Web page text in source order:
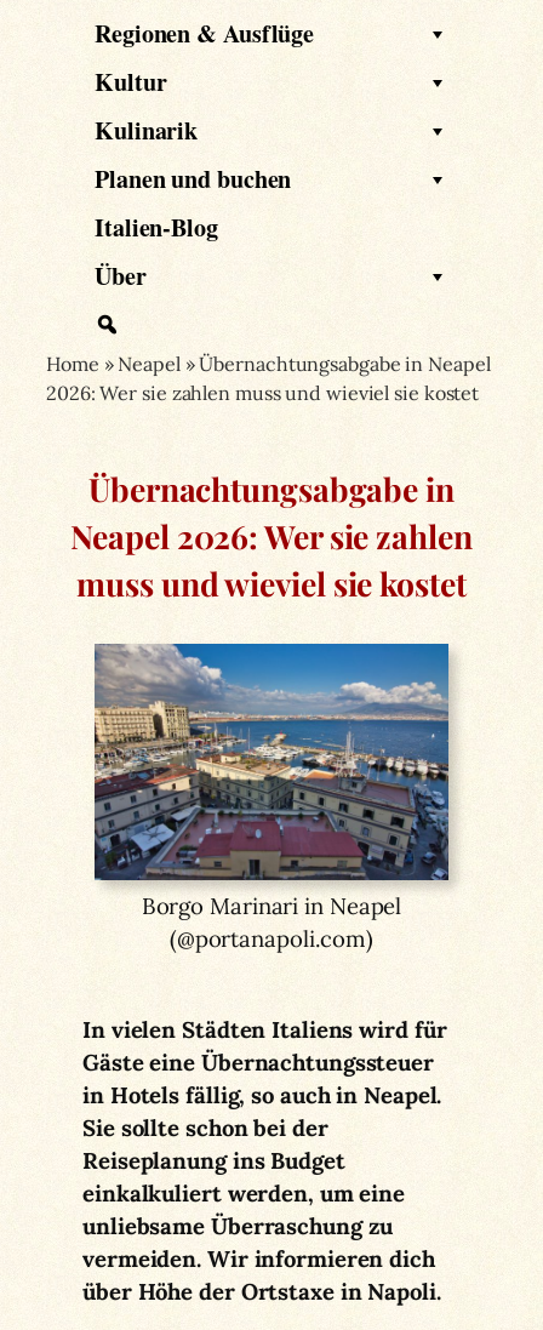
Regionen & Ausflüge
Kultur
Kulinarik
Planen und buchen
Italien-Blog
Über
Home » Neapel»Übernachtungsabgabe in Neapel
2026: Wer sie zahlen muss und wieviel sie kostet
Übernachtungsabgabe in
Neapel 2026: Wer sie zahlen
muss und wieviel sie kostet
Borgo Marinari in Neapel
(@portanapoli.com)
In vielen Städten Italiens wird für
Gäste eine Übernachtungssteuer
in Hotels fällig, so auch in Neapel.
Sie sollte schon bei der
Reiseplanung ins Budget
einkalkuliert werden, um eine
unliebsame Überraschung zu
vermeiden. Wir informieren dich
über Höhe der Ortstaxe in Napoli.